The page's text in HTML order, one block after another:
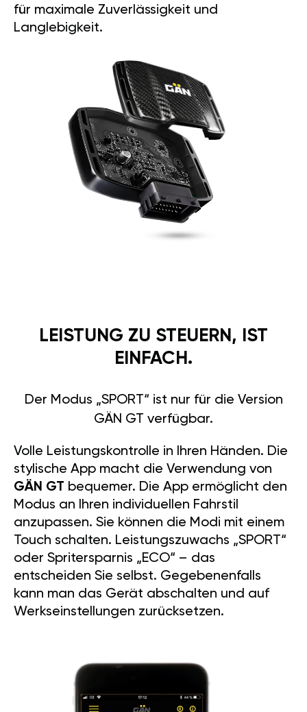
für maximale Zuverlässigkeit und
Langlebigkeit.
LEISTUNG ZU STEUERN, IST
EINFACH.
Der Modus „SPORT“ ist nur für die Version
GÄN GT verfügbar.
Volle Leistungskontrolle in Ihren Händen. Die
stylische App macht die Verwendung von
GÄN GT bequemer. Die App ermöglicht den
Modus an Ihren individuellen Fahrstil
anzupassen. Sie können die Modi mit einem
Touch schalten. Leistungszuwachs „SPORT“
oder Spritersparnis „ECO“ – das
entscheiden Sie selbst. Gegebenenfalls
kann man das Gerät abschalten und auf
Werkseinstellungen zurücksetzen.